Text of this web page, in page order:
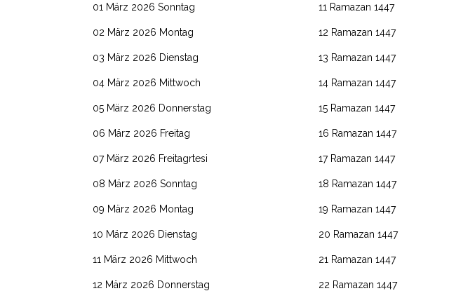
01 März 2026 Sonntag 11 Ramazan 1447
02 März 2026 Montag 12 Ramazan 1447
03 März 2026 Dienstag 13 Ramazan 1447
04 März 2026 Mittwoch 14 Ramazan 1447
05 März 2026 Donnerstag 15 Ramazan 1447
06 März 2026 Freitag 16 Ramazan 1447
07 März 2026 Freitagrtesi 17 Ramazan 1447
08 März 2026 Sonntag 18 Ramazan 1447
09 März 2026 Montag 19 Ramazan 1447
10 März 2026 Dienstag 20 Ramazan 1447
11 März 2026 Mittwoch 21 Ramazan 1447
12 März 2026 Donnerstag 22 Ramazan 1447